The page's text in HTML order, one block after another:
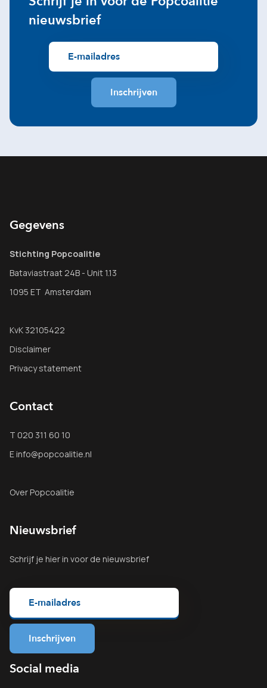
nieuwsbrief
Gegevens
Stichting Popcoalitie
Bataviastraat 24B - Unit 1.13
1095 ET Amsterdam
KvK 32105422
Disclaimer
Privacy statement
Contact
T 020 311 60 10
E info@popcoalitie.nl
Over Popcoalitie
Nieuwsbrief
Schrijf je hierin voor de nieuwsbrief
Social media